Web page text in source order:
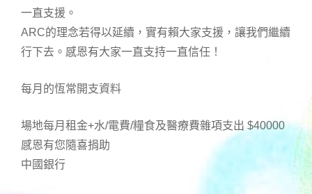
一直支援。
ARC的理念若得以延續，實有賴大家支援，讓我們繼續
行下去。感恩有大家一直支持一直信任！
每月的恆常開支資料
場地每月租金+水/電費/糧食及醫療費雜項支出 $40000
感恩有您隨喜捐助
中國銀行